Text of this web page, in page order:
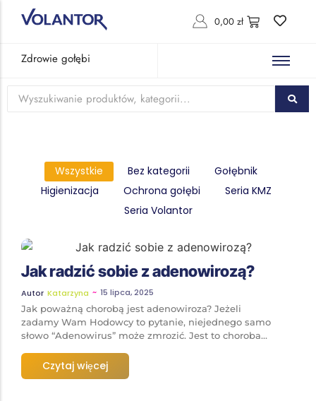
0,00 zł
Zdrowie gołębi
Wszystkie Bez kategorii
Gołębnik
Higienizacja
Ochrona gołębi
Seria KMZ
Seria Volantor
Jak radzić sobie z adenowirozą?
Autor Katarzyna ~ 15 lipca, 2025
Jak poważną chorobą jest adenowiroza? Jeżeli
zadamy Wam Hodowcy to pytanie, niejednego samo
słowo “Adenowirus” może zmrozić. Jest to choroba...
Czytaj więcej